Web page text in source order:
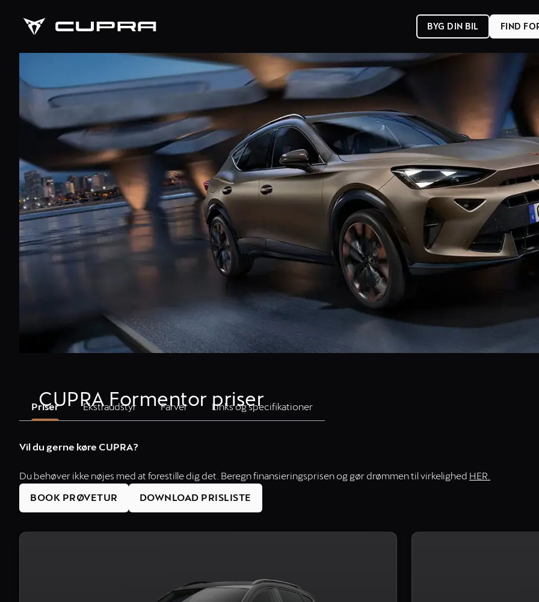
BYG DIN BIL FIND
CUPRA Formentor priser
Priser Ekstraudstyr Farver Links og specifikationer
Vil du gerne køre CUPRA?
Du behøver ikke nøjes med at forestille dig det. Beregn finansieringsprisen og gør drømmen til virkelighed HER.
BOOK PRØVETUR
DOWNLOAD PRISLISTE